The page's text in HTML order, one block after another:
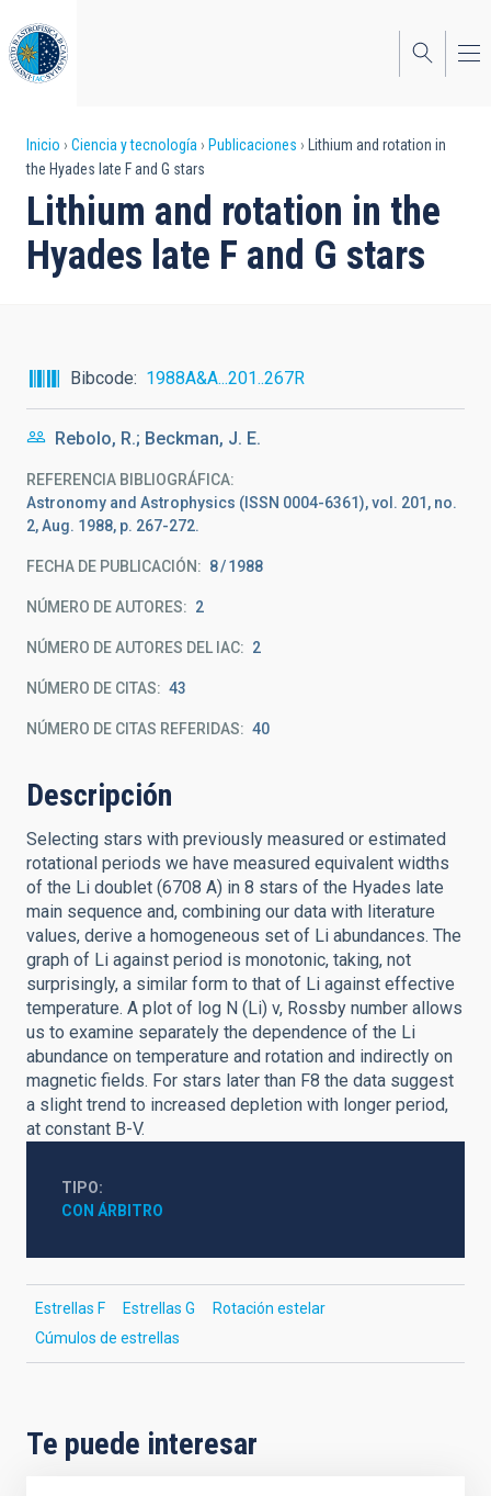
al
contenido
principal
Sobrescribir
enlaces
de
ayuda
navegación
Inicio Ciencia y tecnología Publicaciones
Lithium and rotation in
the Hyades late F and G stars
Lithium and rotation in the
Hyades late F and G stars
Bibcode 1988A&A...201..267R
Rebolo, R.; Beckman, J. E.
REFERENCIA BIBLIOGRÁFICA
Astronomy and Astrophysics (ISSN 0004-6361), vol. 201, no.
2, Aug. 1988, p. 267-272.
FECHA DE PUBLICACIÓN: 8 1988
NÚMERO DE AUTORES 2
NÚMERO DE AUTORES DEL IAC 2
NÚMERO DE CITAS 43
NÚMERO DE CITAS REFERIDAS 40
Descripción
Selecting stars with previously measured or estimated
rotational periods we have measured equivalent widths
of the Li doublet (6708 A) in 8 stars of the Hyades late
main sequence and, combining our data with literature
values, derive a homogeneous set of Li abundances. The
graph of Li against period is monotonic, taking, not
surprisingly, a similar form to that of Li against effective
temperature. A plot of log N (Li) v, Rossby number allows
us to examine separately the dependence of the Li
abundance on temperature and rotation and indirectly on
magnetic fields. For stars later than F8 the data suggest
a slight trend to increased depletion with longer period,
at constant B-V.
TIPO
CON ÁRBITRO
Estrellas F Estrellas G
Rotación estelar
Cúmulos de estrellas
Te puede interesar